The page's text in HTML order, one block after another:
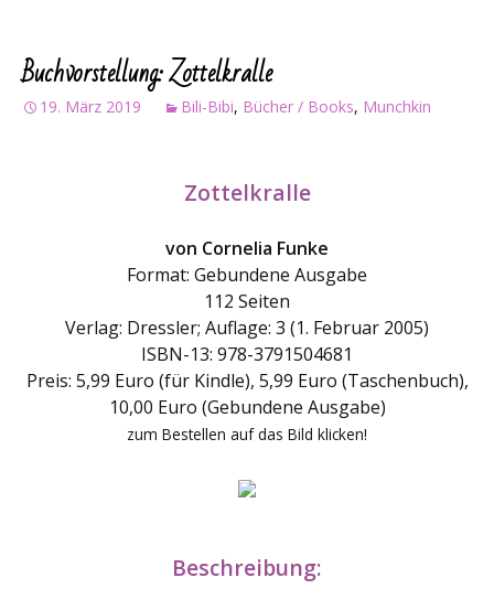
Buchvorstellung: Zottelkralle
19. März 2019 Bili-Bibi, Bücher / Books, Munchkin
Zottelkralle
von Cornelia Funke
Format: Gebundene Ausgabe
112 Seiten
Verlag: Dressler; Auflage: 3 (1. Februar 2005)
ISBN-13: 978-3791504681
Preis: 5,99 Euro (für Kindle), 5,99 Euro (Taschenbuch),
10,00 Euro (Gebundene Ausgabe)
zum Bestellen auf das Bild klicken!
Beschreibung: